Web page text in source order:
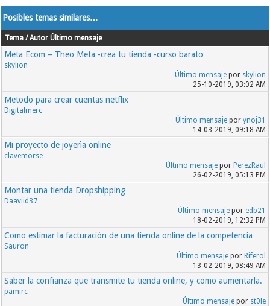
Posibles temas similares…
Tema / Autor Último mensaje
Meta Ecom – Theo Meta -crea tu tienda -curso barato
skylion
Último mensajepor skylion
25-10-2019, 03:02 AM
Metodo para crear cuentas netflix
Digitalmerc
Último mensajepor ynoj31
14-03-2019, 09:18 AM
Mi proyecto de joyerìa online
clavemorse
Último mensajepor PerezRaul
26-02-2019, 05:13 PM
Montar una tienda Dropshipping
Daaviid37
Último mensajepor edb21
18-02-2019, 12:32 PM
Como estimar la facturación de una tienda online de la competencia
Sauron
Último mensajepor Riferol
13-02-2019, 08:49 AM
Saber la confianza que transmite tu tienda online, y como aumentarla.
pamirc
Último mensajepor st0le